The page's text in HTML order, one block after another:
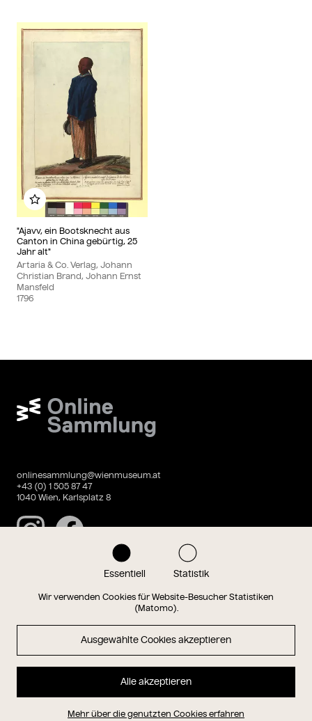
Essentiell Statistik
Wir verwenden Cookies für Website-Besucher Statistiken
(Matomo).
Ausgewählte Cookies akzeptieren
Alle akzeptieren
Mehr über die genutzten Cookies erfahren
"Ajavv, ein Bootsknecht aus
Canton in China gebürtig, 25
Jahr alt"
Artaria & Co. Verlag, Johann
Christian Brand, Johann Ernst
Mansfeld
1796
Zu meinem Album hinzufügen
Wien Museum Online Sammlung
onlinesammlung@wienmuseum.at
+43 (0) 1 505 87 47
1040 Wien, Karlsplatz 8
InstagramFacebook
Magazin
Hauptseite